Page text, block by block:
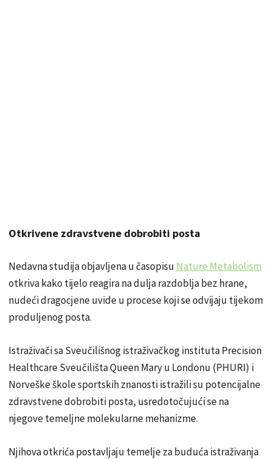
Otkrivene zdravstvene dobrobiti posta
Nedavna studija objavljena u časopisu Nature Metabolism
otkriva kako tijelo reagira na dulja razdoblja bez hrane,
nudeći dragocjene uvide u procese koji se odvijaju tijekom
produljenog posta.
Istraživači sa Sveučilišnog istraživačkog instituta Precision
Healthcare Sveučilišta Queen Mary u Londonu (PHURI) i
Norveške škole sportskih znanosti istražili su potencijalne
zdravstvene dobrobiti posta, usredotočujući se na
njegove temeljne molekularne mehanizme.
Njihova otkrića postavljaju temelje za buduća istraživanja